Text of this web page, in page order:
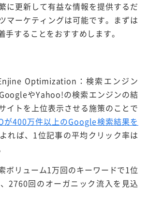
に更新して有益な情報を提供するだ
マーケティングは可能です。まずは
手することをおすすめします。
Optimization：検索エンジン
やYahoo!の検索エンジンの結
イトを上位表示させる施策のことで
が400万件以上のGoogle検索結果を
れば、1位記事の平均クリック率は
ボリューム1万回のキーワードで1位
2760回のオーガニック流入を見込